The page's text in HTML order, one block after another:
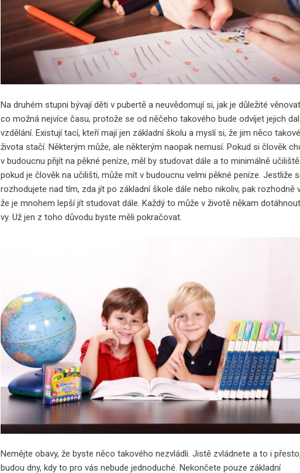
Na druhém stupni bývají děti v pubertě a neuvědomují si, jak je důležité
co možná nejvíce času, protože se od něčeho takového bude odvíjet jejich
vzdělání.Existují tací, kteří mají jen základní školu a myslí si, že jim něco
života stačí. Některým může, ale některým naopak nemusí. Pokud si člověk
v budoucnu přijít na pěkné peníze, měl by studovat dále a to minimálně učiliště.
pokud je člověk na učilišti, může mít v budoucnu velmi pěkné peníze. Jestliže
rozhodujete nad tím, zda jít po základní škole dále nebo nikoliv, pak rozhodně
že je mnohem lepší jít studovat dále.Každý to může v životě někam
vy. Už jen z toho důvodu byste měli pokračovat.
Nemějte obavy, že byste něco takového nezvládli. Jistě zvládnete a to i
budou dny, kdy to pro vás nebude jednoduché. Nekončete pouze základní